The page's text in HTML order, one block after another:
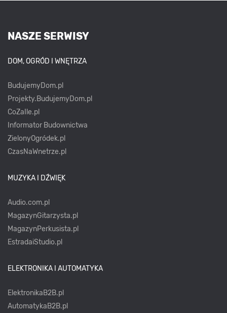
NASZE SERWISY
DOM, OGRÓD I WNĘTRZA
BudujemyDom.pl
Projekty.BudujemyDom.pl
CoZaIle.pl
Informator Budownictwa
ZielonyOgródek.pl
CzasNaWnetrze.pl
MUZYKA I DŹWIĘK
Audio.com.pl
MagazynGitarzysta.pl
MagazynPerkusista.pl
EstradaiStudio.pl
ELEKTRONIKA I AUTOMATYKA
ElektronikaB2B.pl
AutomatykaB2B.pl